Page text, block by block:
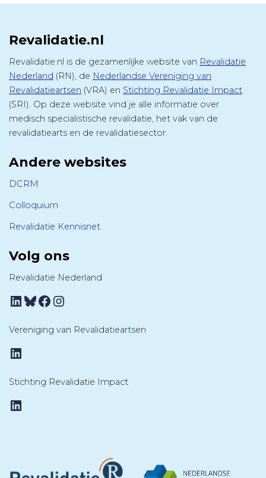
Revalidatie.nl
Revalidatie.nl is de gezamenlijke website van Revalidatie
Nederland (RN), de Nederlandse Vereniging van
Revalidatieartsen (VRA) en Stichting Revalidatie Impact
(SRI). Op deze website vind je alle informatie over
medisch specialistische revalidatie, het vak van de
revalidatiearts en de revalidatiesector.
Andere websites
DCRM
Colloquium
Revalidatie Kennisnet
Volg ons
Revalidatie Nederland
LinkedIn
Bluesky
Facebook
Instagram
Vereniging van Revalidatieartsen
LinkedIn
Stichting Revalidatie Impact
LinkedIn